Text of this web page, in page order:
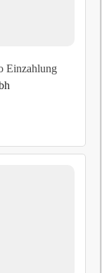
Einzahlung